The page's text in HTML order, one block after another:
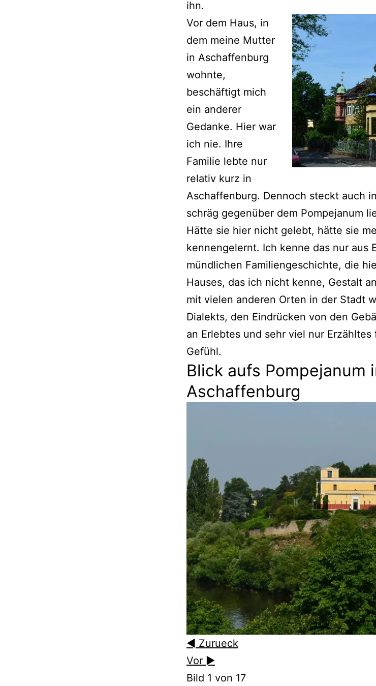
ihn.
Vor dem Haus, in
dem meine Mutter
in Aschaffenburg
wohnte,
beschäftigt mich
ein anderer
Gedanke. Hier war
ich nie. Ihre
Familie lebte nur
relativ kurz in
Aschaffenburg. Dennoch steckt auch
schräg gegenüber dem Pompejanum
Hätte sie hier nicht gelebt, hätte sie
kennengelernt. Ich kenne das nur aus
mündlichen Familiengeschichte, die
Hauses, das ich nicht kenne, Gestalt
mit vielen anderen Orten in der Stadt
Dialekts, den Eindrücken von den
an Erlebtes und sehr viel nur
Gefühl.
Blick aufs Pompejanum
Aschaffenburg
◄ Zurueck
Vor ►
Bild 1 von 17